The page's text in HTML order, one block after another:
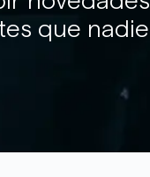
que nadie